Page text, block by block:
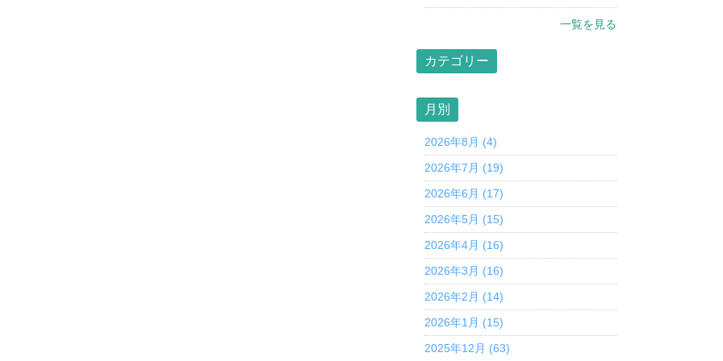
一覧を見る
カテゴリー
月別
2026年8月 (4)
2026年7月 (19)
2026年6月 (17)
2026年5月 (15)
2026年4月 (16)
2026年3月 (16)
2026年2月 (14)
2026年1月 (15)
2025年12月 (63)